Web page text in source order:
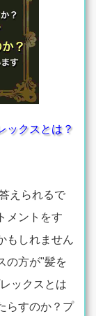
ックスとは？
えられるで
メントをす
もしれません
の方が"髪を
ックスとは
らすのか？プ